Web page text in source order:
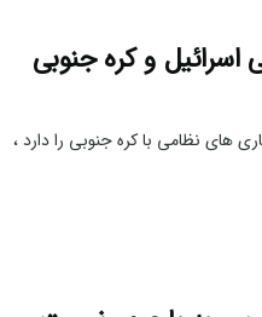
اسرائیل و کره جنوبی
های نظامی با کره جنوبی را دارد ،